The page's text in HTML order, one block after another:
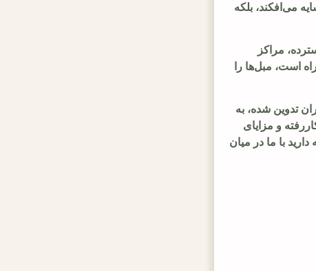
می‌افکند، بلکه
مراکز
است، مبل‌ها را
تدوین شده، به
و مزایای
با ما در میان